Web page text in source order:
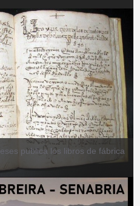
publica los libros de fábrica